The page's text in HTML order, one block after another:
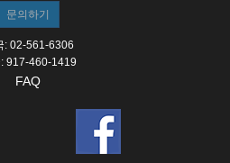
: 02-561-6306
917-460-1419
FAQ